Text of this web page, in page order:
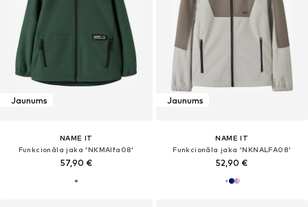
Jaunums
NAME IT
Funkcionāla jaka 'NKMAlfa08'
57,90 €
Jaunums
NAME IT
Funkcionāla jaka 'NKNALFA08'
52,90 €